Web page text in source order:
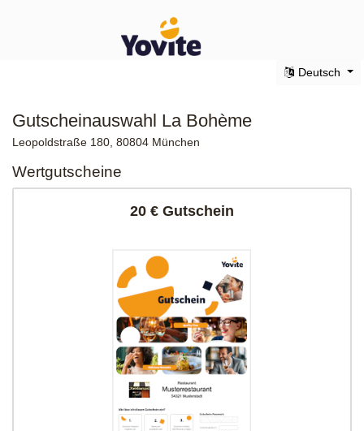
Deutsch
Gutscheinauswahl La Bohème
Leopoldstraße 180, 80804 München
Wertgutscheine
20 € Gutschein